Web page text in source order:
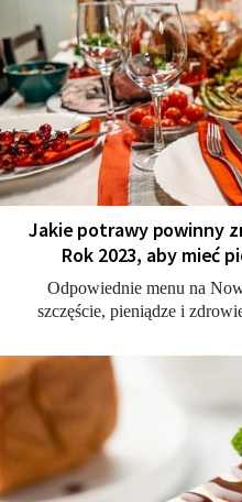
Jakie potrawy powinny
Rok 2023, aby mieć
Odpowiednie menu na
szczęście, pieniądze i